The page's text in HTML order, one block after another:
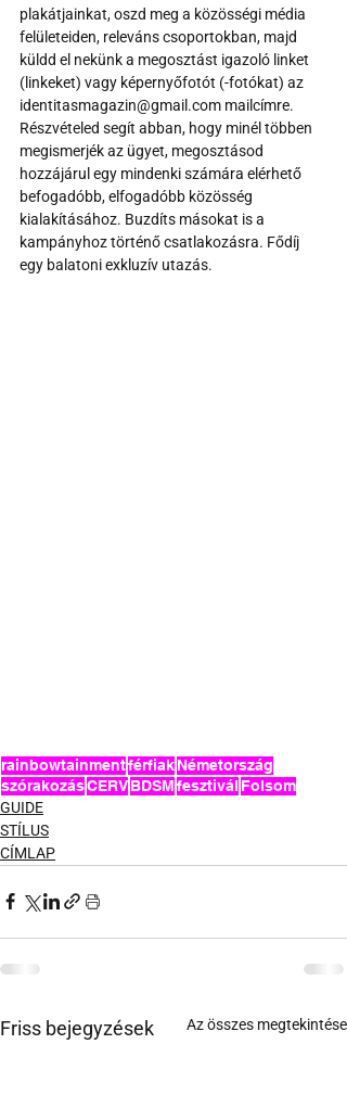
plakátjainkat, oszd meg a közösségi média
felületeiden, releváns csoportokban, majd
küldd el nekünk a megosztást igazoló linket
(linkeket) vagy képernyőfotót (-fotókat) az
identitasmagazin@gmail.com mailcímre.
Részvételed segít abban, hogy minél többen
megismerjék az ügyet, megosztásod
hozzájárul egy mindenki számára elérhető
befogadóbb, elfogadóbb közösség
kialakításához. Buzdíts másokat is a
kampányhoz történő csatlakozásra. Fődíj
egy balatoni exkluzív utazás.
rainbowtainmentférfiakNémetország
szórakozásCERVBDSMfesztivál Folsom
GUIDE
STÍLUS
CÍMLAP
Friss bejegyzések Az összes megtekintése